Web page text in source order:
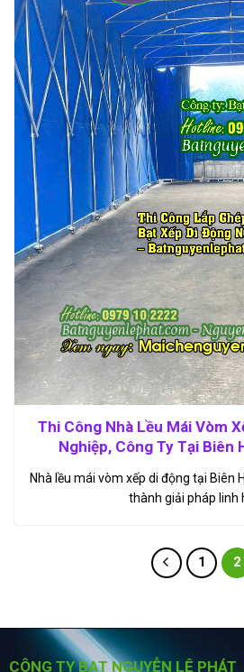
Thi Công Nhà Lều Mái Vòm
Nghiệp, Công Ty Tại Biên
Nhà lều mái vòm xếp di động tại Biên
thành giải pháp linh
1 2
CÔNG TY BẠT NGUYỄN LÊ PHÁT